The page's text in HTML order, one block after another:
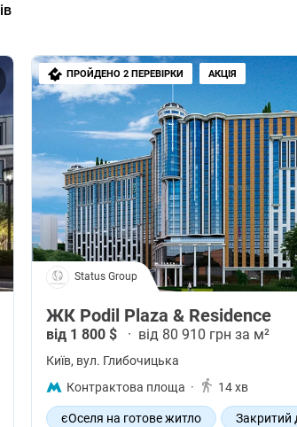
ПРОЙДЕНО 2 ПЕРЕВІРКИ АКЦІЯ
Status Group
ЖК Podil Plaza & Residence
від 1 800 $ · від 80 910 грн за м²
Київ, вул. Глибочицька
Контрактова площа · 14 хв
єОселя на готове житло
Закритий